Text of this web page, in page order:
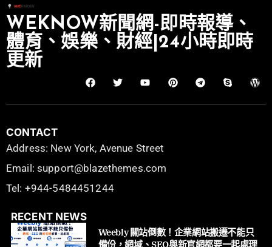
WEKNOW新聞網-即時報導、
體育、娛樂、財經|24小時即時
更新
CONTACT
Address: New York, Avenue Street
Email: support@blazethemes.com
Tel: +944-5484451244
RECENT NEWS
Weebly 關站倒數！企業網站搬遷不能只
備份，網域、SEO與新官網都要一起處理